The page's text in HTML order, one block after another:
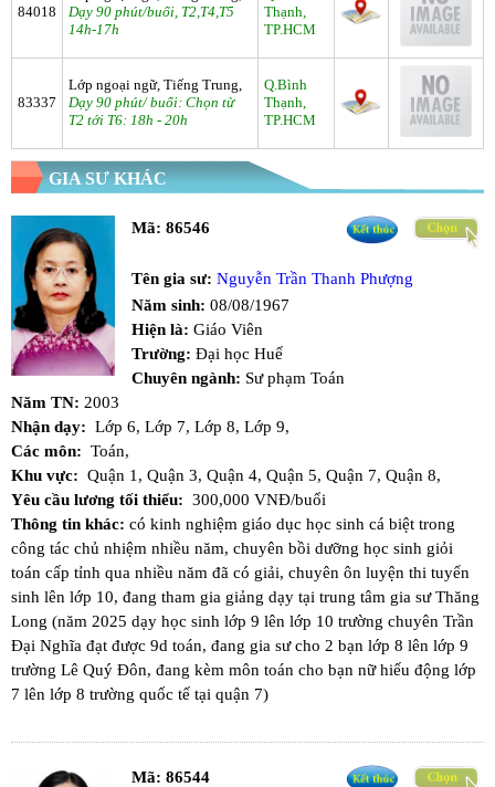
84018
Dạy 90 phút/buổi, T2,T4,T5
14h-17h
Thạnh,
TP.HCM
83337
Lớp ngoại ngữ, Tiếng Trung,
Dạy 90 phút/ buổi: Chọn từ
T2 tới T6: 18h - 20h
Q.Bình
Thạnh,
TP.HCM
GIA SƯ KHÁC
Mã: 86546
Tên gia sư: Nguyễn Trần Thanh Phượng
Năm sinh: 08/08/1967
Hiện là: Giáo Viên
Trường: Đại học Huế
Chuyên ngành: Sư phạm Toán
Năm TN: 2003
Nhận dạy: Lớp 6, Lớp 7, Lớp 8, Lớp 9,
Các môn: Toán,
Khu vực: Quận 1, Quận 3, Quận 4, Quận 5, Quận 7, Quận 8,
Yêu cầu lương tối thiểu: 300,000 VNĐ/buổi
Thông tin khác: có kinh nghiệm giáo dục học sinh cá biệt trong
công tác chủ nhiệm nhiều năm, chuyên bồi dưỡng học sinh giỏi
toán cấp tỉnh qua nhiều năm đã có giải, chuyên ôn luyện thi tuyển
sinh lên lớp 10, đang tham gia giảng dạy tại trung tâm gia sư Thăng
Long (năm 2025 dạy học sinh lớp 9 lên lớp 10 trường chuyên Trần
Đại Nghĩa đạt được 9d toán, đang gia sư cho 2 bạn lớp 8 lên lớp 9
trường Lê Quý Đôn, đang kèm môn toán cho bạn nữ hiếu động lớp
7 lên lớp 8 trường quốc tế tại quận 7)
Mã: 86544